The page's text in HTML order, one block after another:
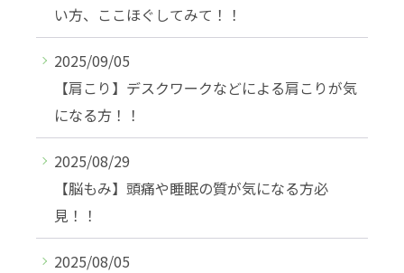
い方、ここほぐしてみて！！
2025/09/05
【肩こり】デスクワークなどによる肩こりが気
になる方！！
2025/08/29
【脳もみ】頭痛や睡眠の質が気になる方必
見！！
2025/08/05